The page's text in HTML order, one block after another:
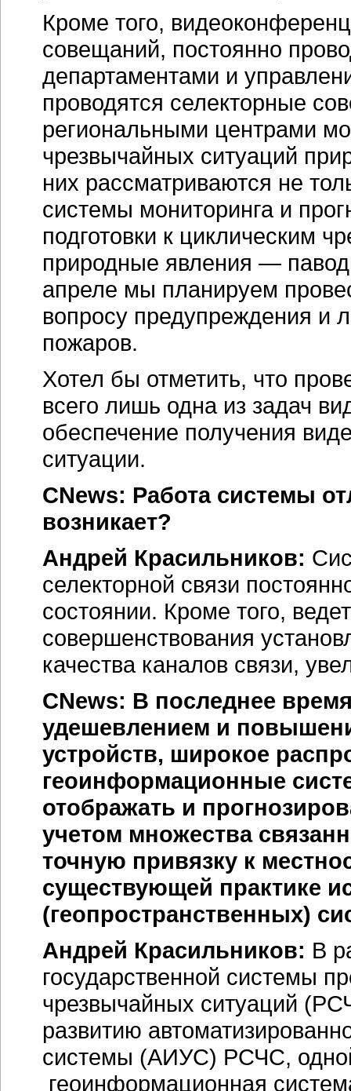
Кроме того,
совещаний, постоянно
департаментами и
проводятся селекторные
региональными центрами
чрезвычайных ситуаций
них рассматриваются не
системы мониторинга и
подготовки к циклическим
природные явления —
апреле мы планируем
вопросу предупреждения и
пожаров.
Хотел бы отметить, что
всего лишь одна из задач
обеспечение получения
ситуации.
CNews: Работа системы
возникает?
Андрей Красильников:
селекторной связи
состоянии. Кроме того,
совершенствования
качества каналов связи,
CNews: В последнее
удешевлением и
устройств, широкое
геоинформационные
отображать и
учетом множества
точную привязку к
существующей практике
(геопространственных)
Андрей Красильников: В
государственной системы
чрезвычайных ситуаций
развитию
системы (АИУС) РСЧС,
геоинформационная